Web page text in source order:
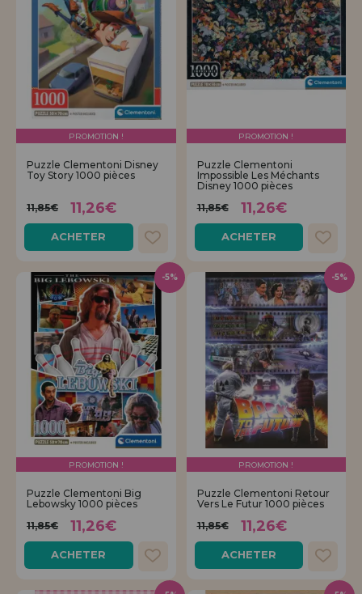
PROMOTION !
Puzzle Clementoni Disney
Toy Story 1000 pièces
11,85€ 11,26€
ACHETER
PROMOTION !
Puzzle Clementoni
Impossible Les Méchants
Disney 1000 pièces
11,85€
11,26€
ACHETER
PROMOTION !
Puzzle Clementoni Big
Lebowsky 1000 pièces
11,85€
11,26€
ACHETER
-5%
PROMOTION !
Puzzle Clementoni Retour
Vers Le Futur 1000 pièces
11,85€
11,26€
ACHETER
-5%